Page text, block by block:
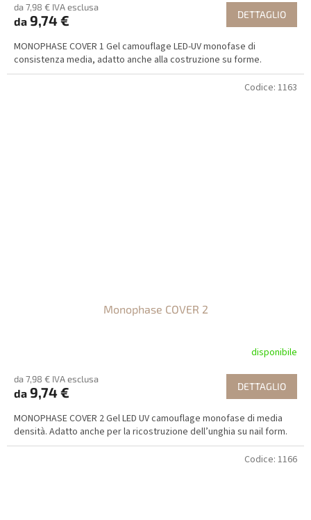
da 7,98 € IVA esclusa
da 9,74 € DETTAGLIO
MONOPHASE COVER 1 Gel camouflage LED-UV monofase di
consistenza media, adatto anche alla costruzione su forme.
Monophase COVER 2
disponibile
da 7,98 € IVA esclusa
da 9,74 € DETTAGLIO
MONOPHASE COVER 2 Gel LED UV camouflage monofase di media
densità. Adatto anche per la ricostruzione dell’unghia su nail form.
Codice: 1163
Codice: 1166